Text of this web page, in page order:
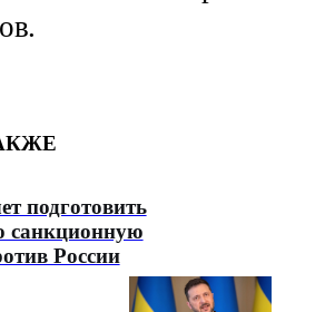
подготовить
санкционную
России